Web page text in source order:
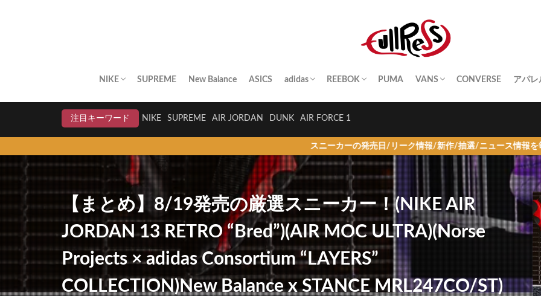
NIKE SUPREME New Balance ASICS adidas REEBOK PUMA VANS CONVERSE アパレ
注目キーワード
NIKE SUPREME AIR JORDAN DUNK AIR FORCE 1
スニーカーの発売日/リーク情報/新作/抽選/ニュース情報を毎日更新！
【まとめ】8/19発売の厳選スニーカー！(NIKE AIR
JORDAN 13 RETRO “Bred”)(AIR MOC ULTRA)(Norse
Projects × adidas Consortium “LAYERS”
COLLECTION)New Balance x STANCE MRL247CO/ST)